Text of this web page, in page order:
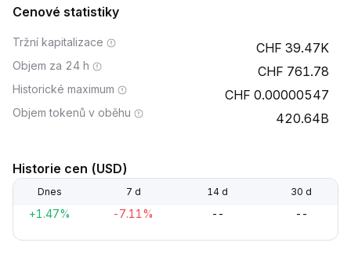
Cenové statistiky
Tržní kapitalizace 39.47K
Objem za 24 h 761.78
Historické maximum 0.00000547
Objem tokenů v oběhu 420.64B
Historie cen (USD)
Dnes 7 d 14 d 30 d
+1.47% -7.11% -- --